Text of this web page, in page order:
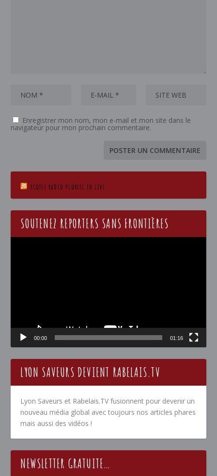
Enregistrer mon nom, mon e-mail et mon site dans le
navigateur pour mon prochain commentaire.
ECOTEZ RADIO PLURIEL EN LIVE
SOUTENEZ REPORTERS SANS FRONTIÈRES
00:00 01:16
LYON SAVEURS DEVIENT RABELAIS.TV
Lyon Saveurs et Rabelais.TV fusionnent pour devenir un
nouveau média global avec toujours nos articles phares
mais aussi des vidéos !
NEWSLETTER GRATUITE…